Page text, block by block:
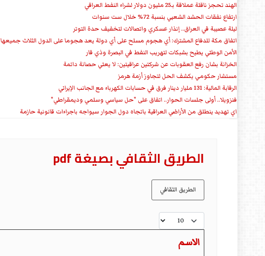
الهند تحجز ناقلة عملاقة بـ25 مليون دولار لشراء النفط العراقي
ارتفاع نفقات الحشد الشعبي بنسبة 72% خلال ست سنوات
ليلة عصيبة في العراق.. إنذار عسكري واتصالات لتخفيف حدة التوتر
‏اتفاق مكة للدفاع المشترك: أي هجوم مسلح على أي دولة يعد هجوما على الدول الثلاث جميعها
الأمن الوطني يطيح بشبكات لتهريب النفط في البصرة وذي قار
الخزانة بشان رفع العقوبات عن شركتين عراقيتين: لا يعني حصانة دائمة
مستشار حكومي يكشف الحل لتجاوز أزمة هرمز
الرقابة المالية: 131 مليار دينار فرق في حسابات الكهرباء مع الجانب الإيراني
فنزويلا.. أولى جلسات الحوار.. اتفاق على "حل سياسي وسلمي وديمقراطي"
اي تهديد ينطلق من الأراضي العراقية باتجاه دول الجوار سيواجه باجراءات قانونية حازمة
الطریق الثقافي بصیغة pdf
الطريق الثقافي
عدد الإظهارات:
الاسم